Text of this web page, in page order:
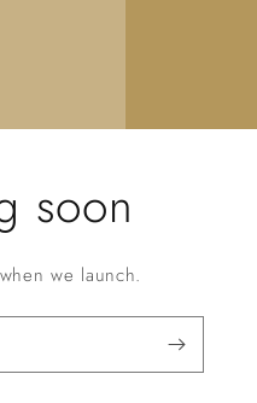
soon
we launch.